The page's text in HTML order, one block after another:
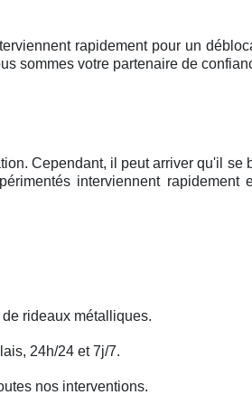
rapidement pour un
sommes votre partenaire de
Cependant, il peut arriver qu'il se
interviennent rapidement
rideaux métalliques.
24h/24 et 7j/7.
nos interventions.